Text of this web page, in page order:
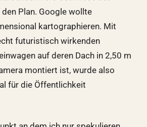
Plan. Google wollte
kartographieren. Mit
futuristisch wirkenden
auf deren Dach in 2,50 m
montiert ist, wurde also
für die Öffentlichkeit